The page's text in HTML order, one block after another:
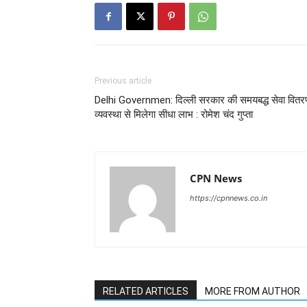
Previous article
Delhi Governmen: दिल्ली सरकार की समयबद्ध सेवा
व्यवस्था से मिलेगा सीधा लाभ : रोमेश चंद गुप्ता
CPN News
https://cpnnews.co.in
RELATED ARTICLES MORE FROM AUTHOR